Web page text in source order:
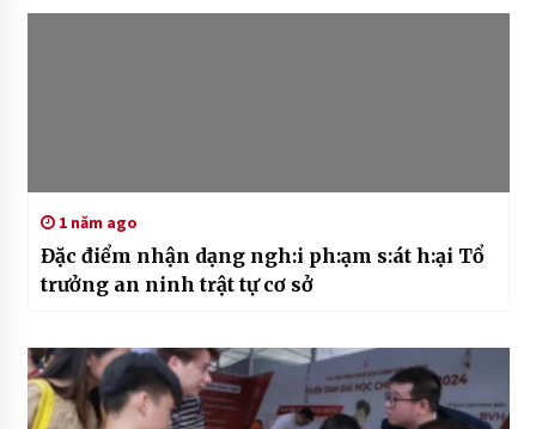
1 năm ago
Đặc điểm nhận dạng ngh:i ph:ạm s:át h:ại Tổ
trưởng an ninh trật tự cơ sở